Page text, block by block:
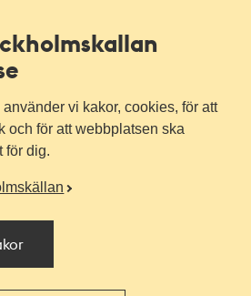
vi kakor, cookies, för att
och för att webbplatsen ska
för dig.